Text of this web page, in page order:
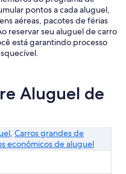
pontos a cada aluguel,
aéreas, pacotes de férias
reservar seu aluguel de carro
está garantindo processo
Aluguel de
, Carros grandes de
econômicos de aluguel